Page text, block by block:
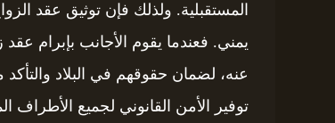
المستقبلية. ولذلك فإن توثيق عقد
يمني. فعندما يقوم الأجانب بإبرام عقد
عنه، لضمان حقوقهم في البلاد
توفير الأمن القانوني لجميع الأطراف